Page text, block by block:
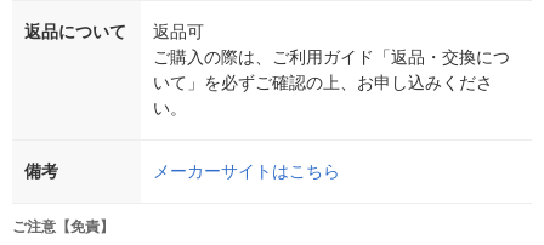
返品について
返品可
ご購入の際は、ご利用ガイド「返品・交換につ
いて」を必ずご確認の上、お申し込みくださ
い。
備考 メーカーサイトはこちら
ご注意【免責】